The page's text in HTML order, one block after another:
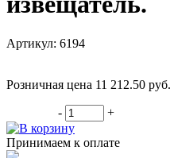
Артикул: 6194
Розничная цена 11 212.50 руб.
-
+
В корзину
Принимаем к оплате